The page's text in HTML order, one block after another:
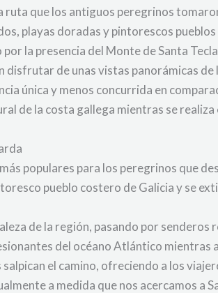
ruta que los antiguos peregrinos
playas doradas y pintorescos
la presencia del Monte de Santa
de unas vistas panorámicas
única y menos concurrida en
de la costa gallega mientras se
populares para los peregrinos que
pueblo costero de Galicia y se
de la región, pasando por
del océano Atlántico mientras
el camino, ofreciendo a los
a medida que nos acercamos a